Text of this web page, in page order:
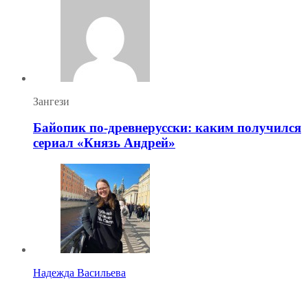
Зангези
Байопик по-древнерусски: каким получился
сериал «Князь Андрей»
Надежда Васильева